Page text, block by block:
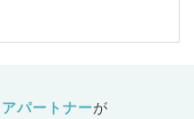
パートナーが